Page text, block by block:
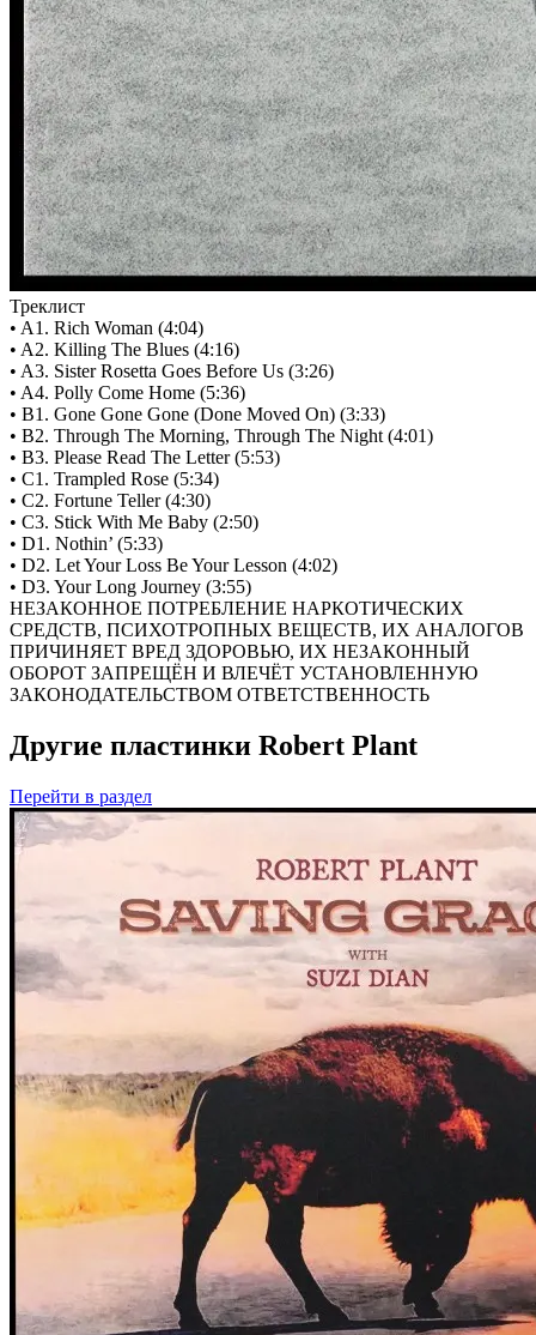
Треклист
• A1. Rich Woman (4:04)
• A2. Killing The Blues (4:16)
• A3. Sister Rosetta Goes Before Us (3:26)
• A4. Polly Come Home (5:36)
• B1. Gone Gone Gone (Done Moved On) (3:33)
• B2. Through The Morning, Through The Night (4:01)
• B3. Please Read The Letter (5:53)
• C1. Trampled Rose (5:34)
• C2. Fortune Teller (4:30)
• C3. Stick With Me Baby (2:50)
• D1. Nothin’ (5:33)
• D2. Let Your Loss Be Your Lesson (4:02)
• D3. Your Long Journey (3:55)
НЕЗАКОННОЕ ПОТРЕБЛЕНИЕ НАРКОТИЧЕСКИХ
СРЕДСТВ, ПСИХОТРОПНЫХ ВЕЩЕСТВ, ИХ АНАЛОГОВ
ПРИЧИНЯЕТ ВРЕД ЗДОРОВЬЮ, ИХ НЕЗАКОННЫЙ
ОБОРОТ ЗАПРЕЩЁН И ВЛЕЧЁТ УСТАНОВЛЕННУЮ
ЗАКОНОДАТЕЛЬСТВОМ ОТВЕТСТВЕННОСТЬ
Другие пластинки Robert Plant
Перейти в раздел